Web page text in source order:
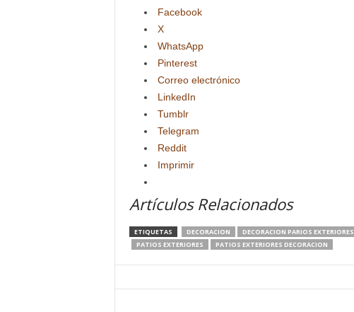
Facebook
X
WhatsApp
Pinterest
Correo electrónico
LinkedIn
Tumblr
Telegram
Reddit
Imprimir
Artículos Relacionados
ETIQUETAS DECORACION DECORACION PARIOS EXTERIORES
PATIOS EXTERIORES
PATIOS EXTERIORES DECORACION